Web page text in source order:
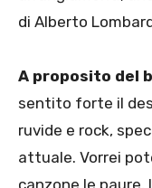
di Alberto
A proposito del
sentito forte il
ruvide e rock,
attuale. Vorrei
canzone le paure,